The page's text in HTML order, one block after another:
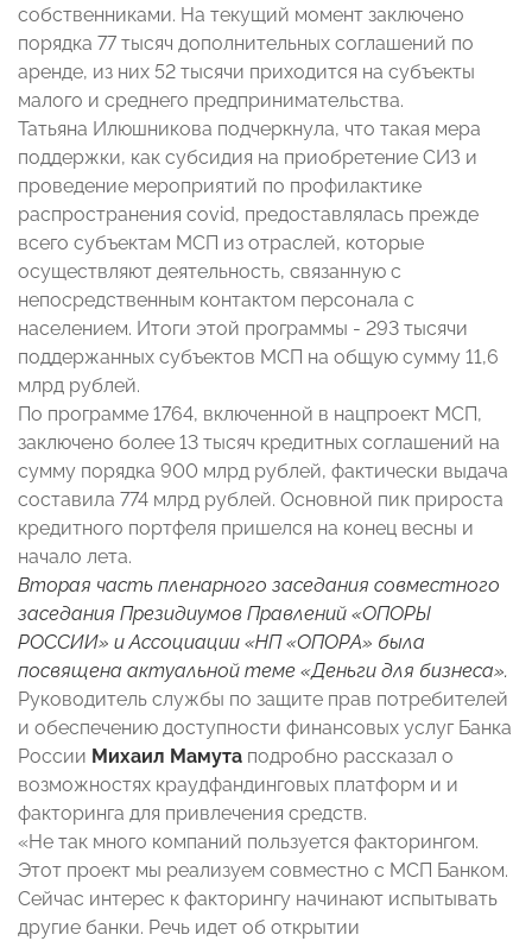
собственниками. На текущий момент заключено
порядка 77 тысяч дополнительных соглашений по
аренде, из них 52 тысячи приходится на субъекты
малого и среднего предпринимательства.
Татьяна Илюшникова подчеркнула, что такая мера
поддержки, как субсидия на приобретение СИЗ и
проведение мероприятий по профилактике
распространения covid, предоставлялась прежде
всего субъектам МСП из отраслей, которые
осуществляют деятельность, связанную с
непосредственным контактом персонала с
населением. Итоги этой программы - 293 тысячи
поддержанных субъектов МСП на общую сумму 11,6
млрд рублей.
По программе 1764, включенной в нацпроект МСП,
заключено более 13 тысяч кредитных соглашений на
сумму порядка 900 млрд рублей, фактически выдача
составила 774 млрд рублей. Основной пик прироста
кредитного портфеля пришелся на конец весны и
начало лета.
Вторая часть пленарного заседания совместного
заседания Президиумов Правлений «ОПОРЫ
РОССИИ» и Ассоциации «НП «ОПОРА» была
посвящена актуальной теме «Деньги для бизнеса».
Руководитель службы по защите прав потребителей
и обеспечению доступности финансовых услуг Банка
России Михаил Мамута подробно рассказал о
возможностях краудфандинговых платформ и и
факторинга для привлечения средств.
«Не так много компаний пользуется факторингом.
Этот проект мы реализуем совместно с МСП Банком.
Сейчас интерес к факторингу начинают испытывать
другие банки. Речь идет об открытии